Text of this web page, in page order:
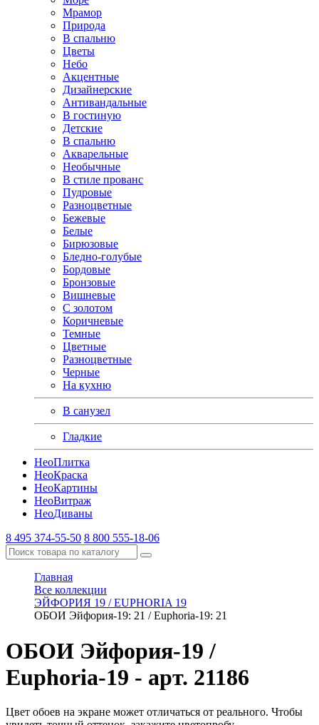
Мрамор
Природа
В спальню
Цветы
Небо
Акцентные
Дизайнерские
Антивандальные
В гостиную
Детские
В спальню
Акварельные
Необычные
В стиле прованс
Пудровые
Разноцветные
Бежевые
Белые
Бирюзовые
Бледно-голубые
Бордовые
Бронзовые
Вишневые
С золотом
Коричневые
Темные
Цветные
Разноцветные
Черные
На кухню
В санузел
Гладкие
НеоПлитка
НеоКраска
НеоКартины
НеоВитраж
НеоДиваны
8 495 374-55-50 8 800 555-18-06
Главная
Все коллекции
ЭЙФОРИЯ 19 / EUPHORIA 19
ОБОИ Эйфория-19: 21 / Euphoria-19: 21
ОБОИ Эйфория-19 /
Euphoria-19 - арт. 21186
Цвет обоев на экране может отличаться от реального. Чтобы